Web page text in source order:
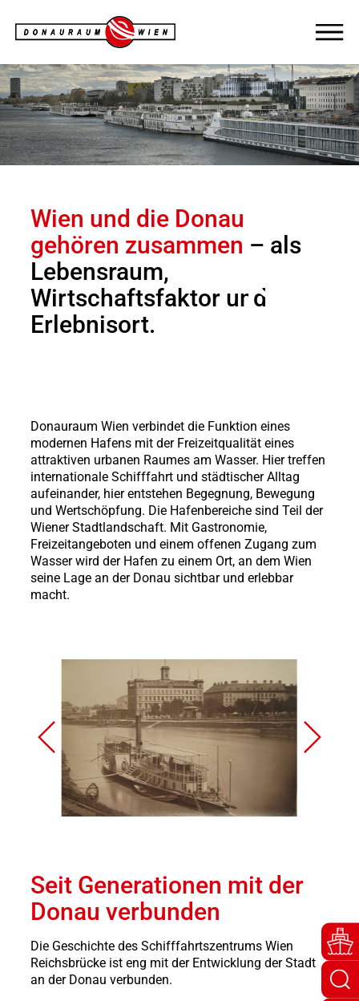
Wien und die Donau
gehören zusammen – als
Lebensraum,
Wirtschaftsfaktor und
Erlebnisort.
Donauraum Wien verbindet die Funktion eines
modernen Hafens mit der Freizeitqualität eines
attraktiven urbanen Raumes am Wasser. Hier treffen
internationale Schifffahrt und städtischer Alltag
aufeinander, hier entstehen Begegnung, Bewegung
und Wertschöpfung. Die Hafenbereiche sind Teil der
Wiener Stadtlandschaft. Mit Gastronomie,
Freizeitangeboten und einem offenen Zugang zum
Wasser wird der Hafen zu einem Ort, an dem Wien
seine Lage an der Donau sichtbar und erlebbar
macht.
Seit Generationen mit der
Donau verbunden
Die Geschichte des Schifffahrtszentrums Wien
Reichsbrücke ist eng mit der Entwicklung der Stadt
an der Donau verbunden.